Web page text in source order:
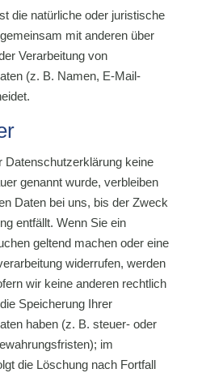
die natürliche oder juristische
mit anderen über
Verarbeitung von
(z. B. Namen, E-Mail-
Datenschutzerklärung keine
genannt wurde, verbleiben
Daten bei uns, bis der Zweck
entfällt. Wenn Sie ein
geltend machen oder eine
widerrufen, werden
wir keine anderen rechtlich
Speicherung Ihrer
haben (z. B. steuer- oder
im
die Löschung nach Fortfall